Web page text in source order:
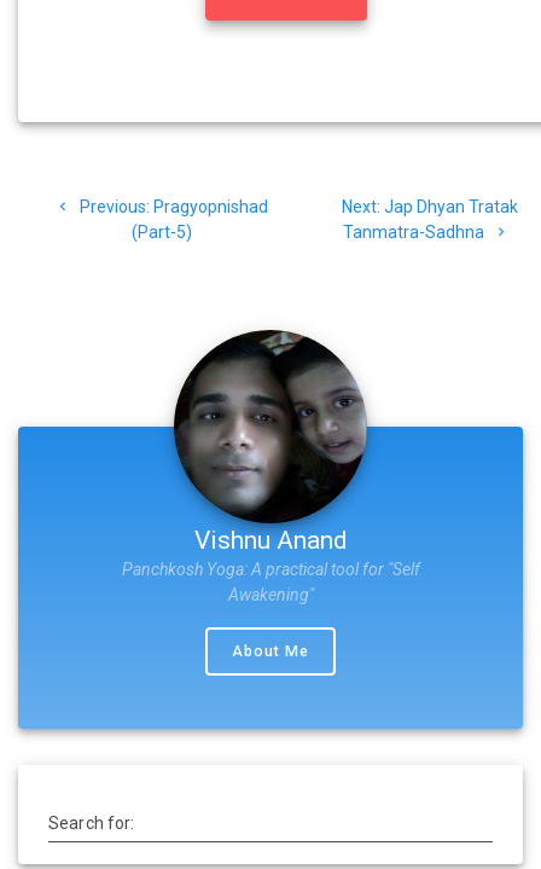
navigation
Previous: Previous
post:
Pragyopnishad
(Part-5)
Next: Next
post:
Jap Dhyan Tratak
Tanmatra-Sadhna
Vishnu Anand
Panchkosh Yoga: A practical tool for "Self
Awakening"
About Me
Search for: